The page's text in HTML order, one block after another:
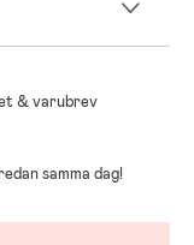
& varubrev
samma dag!